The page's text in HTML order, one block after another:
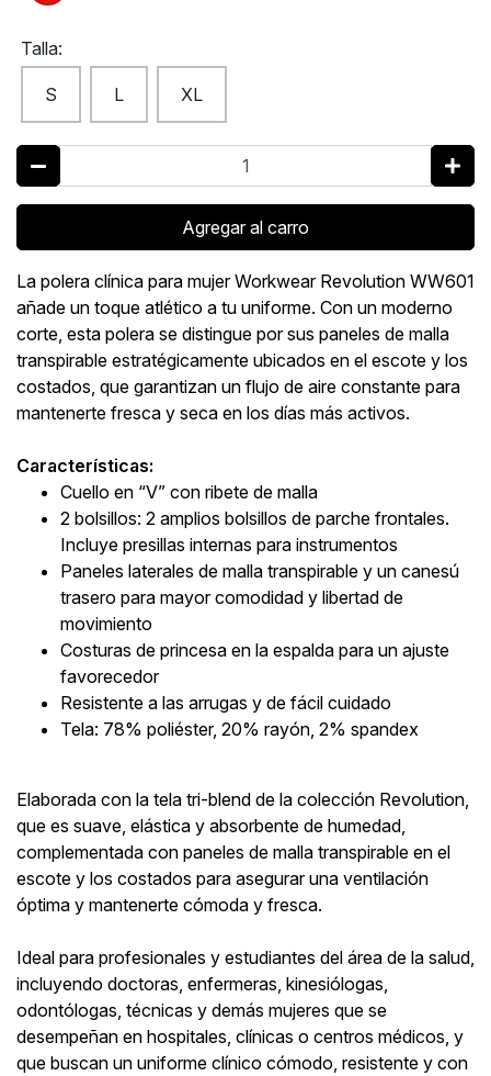
Talla:
S L XL
Agregar al carro
La polera clínica para mujer Workwear Revolution WW601
añade un toque atlético a tu uniforme. Con un moderno
corte, esta polera se distingue por sus paneles de malla
transpirable estratégicamente ubicados en el escote y los
costados, que garantizan un flujo de aire constante para
mantenerte fresca y seca en los días más activos.
Características:
Cuello en “V” con ribete de malla
2 bolsillos: 2 amplios bolsillos de parche frontales.
Incluye presillas internas para instrumentos
Paneles laterales de malla transpirable y un canesú
trasero para mayor comodidad y libertad de
movimiento
Costuras de princesa en la espalda para un ajuste
favorecedor
Resistente a las arrugas y de fácil cuidado
Tela: 78% poliéster, 20% rayón, 2% spandex
Elaborada con la tela tri-blend de la colección Revolution,
que es suave, elástica y absorbente de humedad,
complementada con paneles de malla transpirable en el
escote y los costados para asegurar una ventilación
óptima y mantenerte cómoda y fresca.
Ideal para profesionales y estudiantes del área de la salud,
incluyendo doctoras, enfermeras, kinesiólogas,
odontólogas, técnicas y demás mujeres que se
desempeñan en hospitales, clínicas o centros médicos, y
que buscan un uniforme clínico cómodo, resistente y con